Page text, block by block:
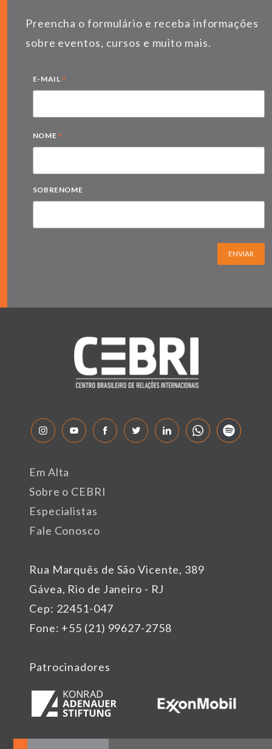
Preencha o formulário e receba informações
sobre eventos, cursos e muito mais.
E-MAIL *
NOME *
SOBRENOME
ENVIAR
Rua Marquês de São Vicente, 389
Gávea, Rio de Janeiro - RJ
Cep: 22451-047
Fone: +55 (21) 99627-2758
Em Alta
Sobre o CEBRI
Especialistas
Fale Conosco
Patrocinadores